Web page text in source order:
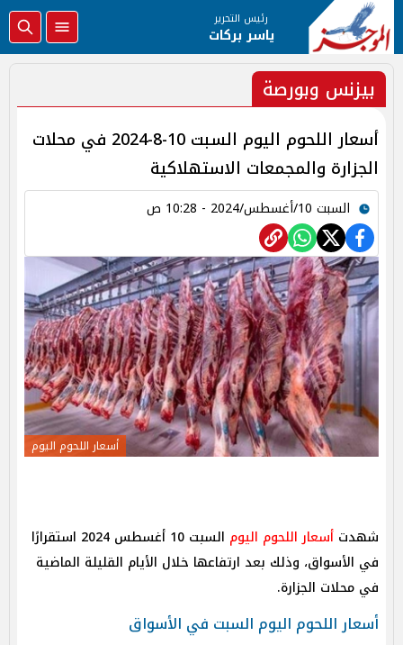
رئيس التحرير
ياسر بركات
بيزنس وبورصة
أسعار اللحوم اليوم السبت 10-8-2024 في محلات
الجزارة والمجمعات الاستهلاكية
السبت 10/أغسطس/2024 - 10:28 ص
أسعار اللحوم اليوم
شهدت أسعار اللحوم اليوم
السبت 10 أغسطس 2024 استقرارًا
في الأسواق، وذلك بعد ارتفاعها خلال الأيام القليلة الماضية
في محلات الجزارة.
أسعار اللحوم اليوم السبت في الأسواق